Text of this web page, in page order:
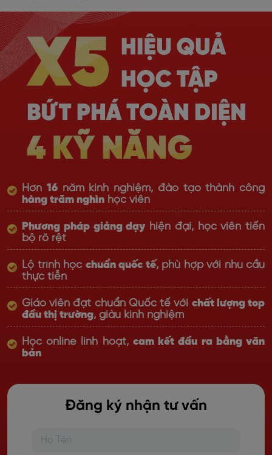
Hơn 16năm kinh nghiệm, đào tạo thành công
hàng trăm nghìn học viên
Phương pháp giảng dạy hiện đại, học viên tiến
bộ rõ rệt
Lộ trình học chuẩn quốc tế, phù hợp với nhu cầu
thực tiễn
Giáo viên đạt chuẩn Quốc tế với chất lượng top
đầu thị trường, giàu kinh nghiệm
Học online linh hoạt, cam kết đầu ra bằng văn
bản
Đăng ký nhận tư vấn